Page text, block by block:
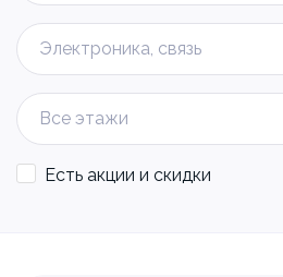
Электроника, связь
Все этажи
Есть акции и скидки